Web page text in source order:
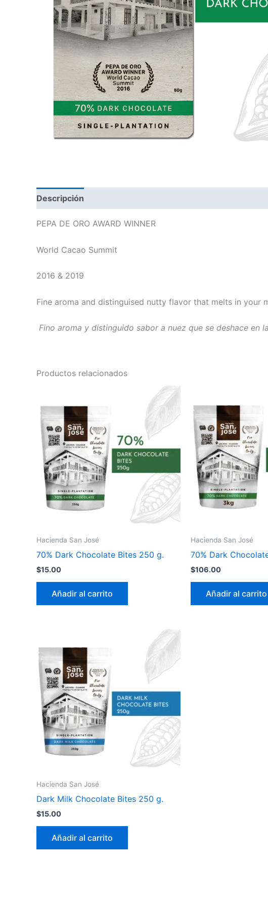
Descripción
PEPA DE ORO AWARD WINNER
World Cacao Summit
2016 & 2019
Fine aroma and distinguised nutty flavor that melts in
Fino aroma y distinguido sabor a nuez que se deshace
Productos relacionados
Hacienda San José
70% Dark Chocolate Bites 250 g.
$15.00
Añadir al carrito
Hacienda San José
70% Dark
$106.00
Añadir al carrito
Hacienda San José
Dark Milk Chocolate Bites 250 g.
$15.00
Añadir al carrito